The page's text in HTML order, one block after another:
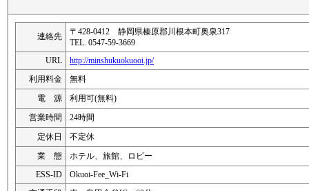
連絡先
〒428-0412 静岡県榛原郡川根本町奥泉317
TEL. 0547-59-3669
URL
http://minshukuokuooi.jp/
利用料金
無料
電 源
利用可(無料)
営業時間
24時間
定休日
不定休
業 態
ホテル、旅館、ロビー
ESS-ID
Okuoi-Fee_Wi-Fi